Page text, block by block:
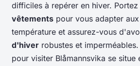
difficiles à repérer en hiver. Portez
vêtements pour vous adapter
température et assurez-vous
d'hiver robustes et
pour visiter Blåmannsvika se situe